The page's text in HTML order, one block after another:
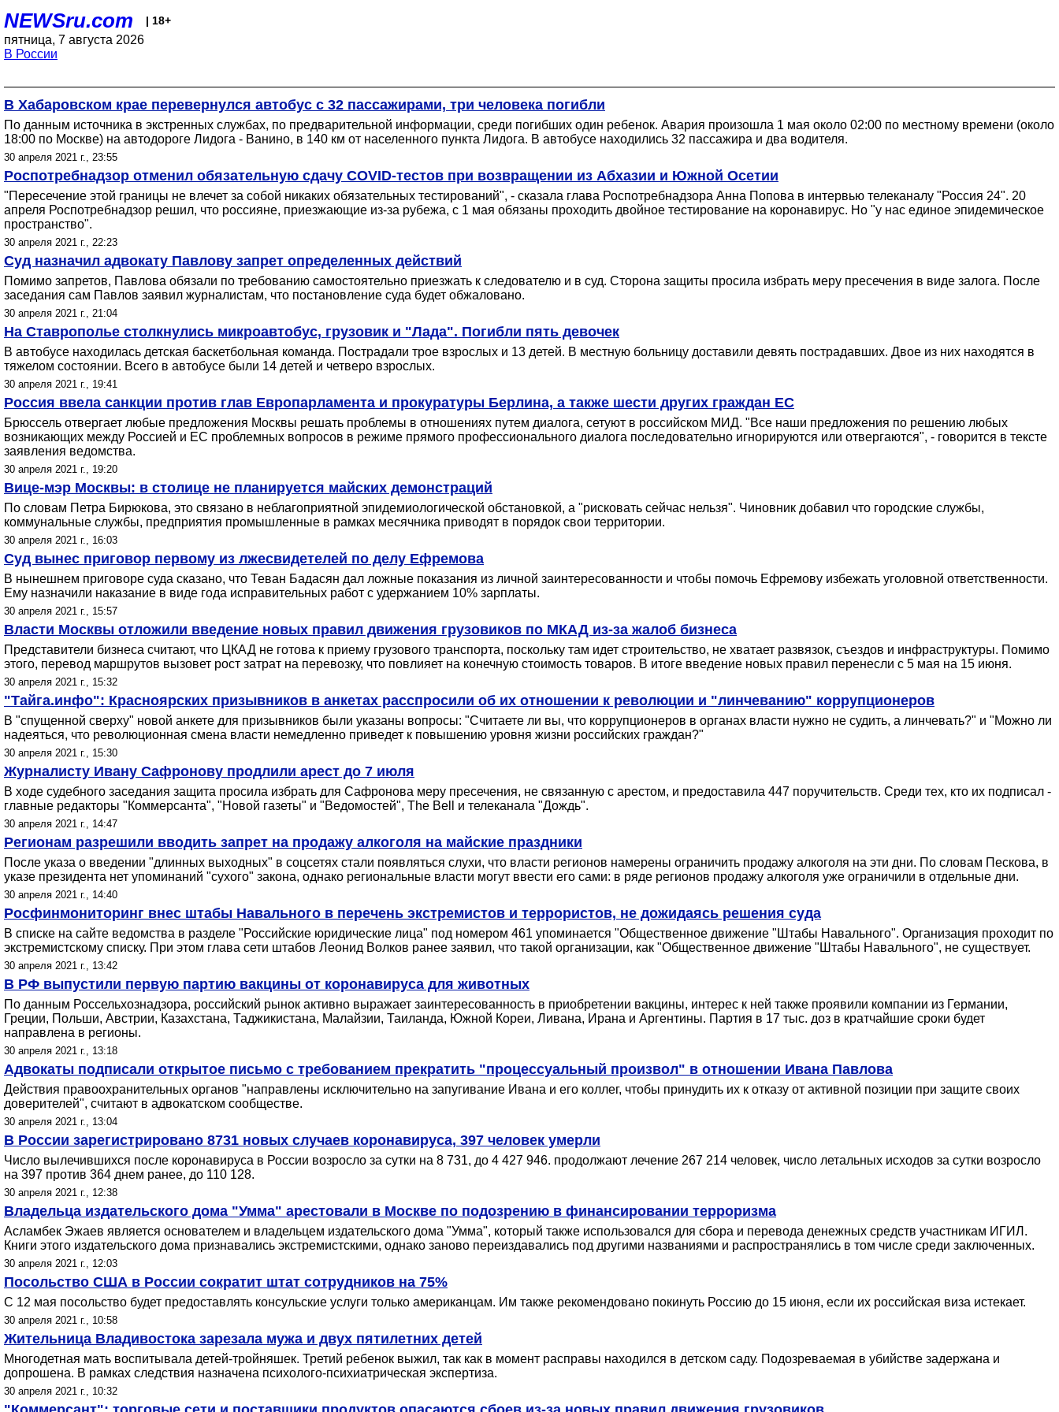
NEWSru.com | 18+
пятница, 7 августа 2026
В России
В Хабаровском крае перевернулся автобус с 32 пассажирами, три человека погибли
По данным источника в экстренных службах, по предварительной информации, среди погибших один ребенок. Авария произошла 1 мая около 02:00 по местному времени (около
18:00 по Москве) на автодороге Лидога - Ванино, в 140 км от населенного пункта Лидога. В автобусе находились 32 пассажира и два водителя.
30 апреля 2021 г., 23:55
Роспотребнадзор отменил обязательную сдачу COVID-тестов при возвращении из Абхазии и Южной Осетии
"Пересечение этой границы не влечет за собой никаких обязательных тестирований", - сказала глава Роспотребнадзора Анна Попова в интервью телеканалу "Россия 24". 20
апреля Роспотребнадзор решил, что россияне, приезжающие из-за рубежа, с 1 мая обязаны проходить двойное тестирование на коронавирус. Но "у нас единое эпидемическое
пространство".
30 апреля 2021 г., 22:23
Суд назначил адвокату Павлову запрет определенных действий
Помимо запретов, Павлова обязали по требованию самостоятельно приезжать к следователю и в суд. Сторона защиты просила избрать меру пресечения в виде залога. После
заседания сам Павлов заявил журналистам, что постановление суда будет обжаловано.
30 апреля 2021 г., 21:04
На Ставрополье столкнулись микроавтобус, грузовик и "Лада". Погибли пять девочек
В автобусе находилась детская баскетбольная команда. Пострадали трое взрослых и 13 детей. В местную больницу доставили девять пострадавших. Двое из них находятся в
тяжелом состоянии. Всего в автобусе были 14 детей и четверо взрослых.
30 апреля 2021 г., 19:41
Россия ввела санкции против глав Европарламента и прокуратуры Берлина, а также шести других граждан ЕС
Брюссель отвергает любые предложения Москвы решать проблемы в отношениях путем диалога, сетуют в российском МИД. "Все наши предложения по решению любых
возникающих между Россией и ЕС проблемных вопросов в режиме прямого профессионального диалога последовательно игнорируются или отвергаются", - говорится в тексте
заявления ведомства.
30 апреля 2021 г., 19:20
Вице-мэр Москвы: в столице не планируется майских демонстраций
По словам Петра Бирюковa, это связано в неблагоприятной эпидемиологической обстановкой, а "рисковать сейчас нельзя". Чиновник добавил что городские службы,
коммунальные службы, предприятия промышленные в рамках месячника приводят в порядок свои территории.
30 апреля 2021 г., 16:03
Суд вынес приговор первому из лжесвидетелей по делу Ефремова
В нынешнем приговоре суда сказано, что Теван Бадасян дал ложные показания из личной заинтересованности и чтобы помочь Ефремову избежать уголовной ответственности.
Ему назначили наказание в виде года исправительных работ с удержанием 10% зарплаты.
30 апреля 2021 г., 15:57
Власти Москвы отложили введение новых правил движения грузовиков по МКАД из-за жалоб бизнеса
Представители бизнеса считают, что ЦКАД не готова к приему грузового транспорта, поскольку там идет строительство, не хватает развязок, съездов и инфраструктуры. Помимо
этого, перевод маршрутов вызовет рост затрат на перевозку, что повлияет на конечную стоимость товаров. В итоге введение новых правил перенесли с 5 мая на 15 июня.
30 апреля 2021 г., 15:32
"Тайга.инфо": Красноярских призывников в анкетах расспросили об их отношении к революции и "линчеванию" коррупционеров
В "спущенной сверху" новой анкете для призывников были указаны вопросы: "Считаете ли вы, что коррупционеров в органах власти нужно не судить, а линчевать?" и "Можно ли
надеяться, что революционная смена власти немедленно приведет к повышению уровня жизни российских граждан?"
30 апреля 2021 г., 15:30
Журналисту Ивану Сафронову продлили арест до 7 июля
В ходе судебного заседания защита просила избрать для Сафронова меру пресечения, не связанную с арестом, и предоставила 447 поручительств. Среди тех, кто их подписал -
главные редакторы "Коммерсанта", "Новой газеты" и "Ведомостей", The Bell и телеканала "Дождь".
30 апреля 2021 г., 14:47
Регионам разрешили вводить запрет на продажу алкоголя на майские праздники
После указа о введении "длинных выходных" в соцсетях стали появляться слухи, что власти регионов намерены ограничить продажу алкоголя на эти дни. По словам Пескова, в
указе президента нет упоминаний "сухого" закона, однако региональные власти могут ввести его сами: в ряде регионов продажу алкоголя уже ограничили в отдельные дни.
30 апреля 2021 г., 14:40
Росфинмониторинг внес штабы Навального в перечень экстремистов и террористов, не дожидаясь решения суда
В списке на сайте ведомства в разделе "Российские юридические лица" под номером 461 упоминается "Общественное движение "Штабы Навального". Организация проходит по
экстремистскому списку. При этом глава сети штабов Леонид Волков ранее заявил, что такой организации, как "Общественное движение "Штабы Навального", не существует.
30 апреля 2021 г., 13:42
В РФ выпустили первую партию вакцины от коронавируса для животных
По данным Россельхознадзора, российский рынок активно выражает заинтересованность в приобретении вакцины, интерес к ней также проявили компании из Германии,
Греции, Польши, Австрии, Казахстана, Таджикистана, Малайзии, Таиланда, Южной Кореи, Ливана, Ирана и Аргентины. Партия в 17 тыс. доз в кратчайшие сроки будет
направлена в регионы.
30 апреля 2021 г., 13:18
Адвокаты подписали открытое письмо с требованием прекратить "процессуальный произвол" в отношении Ивана Павлова
Действия правоохранительных органов "направлены исключительно на запугивание Ивана и его коллег, чтобы принудить их к отказу от активной позиции при защите своих
доверителей", считают в адвокатском сообществе.
30 апреля 2021 г., 13:04
В России зарегистрировано 8731 новых случаев коронавируса, 397 человек умерли
Число вылечившихся после коронавируса в России возросло за сутки на 8 731, до 4 427 946. продолжают лечение 267 214 человек, число летальных исходов за сутки возросло
на 397 против 364 днем ранее, до 110 128.
30 апреля 2021 г., 12:38
Владельца издательского дома "Умма" арестовали в Москве по подозрению в финансировании терроризма
Асламбек Эжаев является основателем и владельцем издательского дома "Умма", который также использовался для сбора и перевода денежных средств участникам ИГИЛ.
Книги этого издательского дома признавались экстремистскими, однако заново переиздавались под другими названиями и распространялись в том числе среди заключенных.
30 апреля 2021 г., 12:03
Посольство США в России сократит штат сотрудников на 75%
С 12 мая посольство будет предоставлять консульские услуги только американцам. Им также рекомендовано покинуть Россию до 15 июня, если их российская виза истекает.
30 апреля 2021 г., 10:58
Жительница Владивостока зарезала мужа и двух пятилетних детей
Многодетная мать воспитывала детей-тройняшек. Третий ребенок выжил, так как в момент расправы находился в детском саду. Подозреваемая в убийстве задержана и
допрошена. В рамках следствия назначена психолого-психиатрическая экспертиза.
30 апреля 2021 г., 10:32